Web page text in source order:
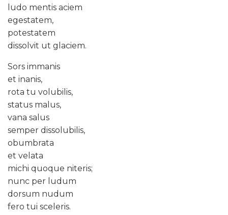
ludo mentis aciem
egestatem,
potestatem
dissolvit ut glaciem.
Sors immanis
et inanis,
rota tu volubilis,
status malus,
vana salus
semper dissolubilis,
obumbrata
et velata
michi quoque niteris;
nunc per ludum
dorsum nudum
fero tui sceleris.